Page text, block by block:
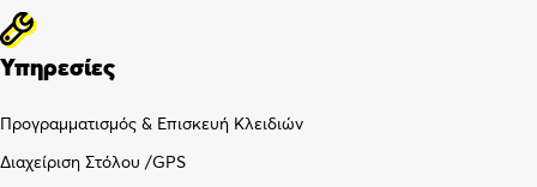
Υπηρεσίες
Προγραμματισμός & Επισκευή Κλειδιών
Διαχείριση Στόλου /GPS